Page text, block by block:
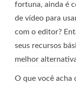
fortuna, ainda é
de vídeo para
com o editor?
seus recursos
melhor
O que você acha